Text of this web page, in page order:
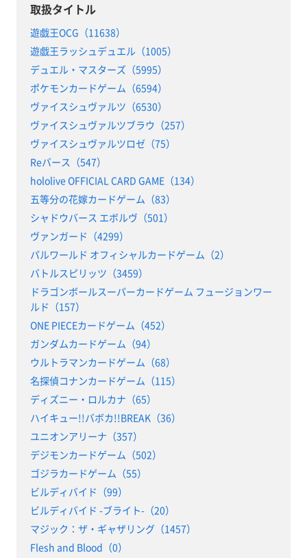
取扱タイトル
遊戯王OCG（11638）
遊戯王ラッシュデュエル（1005）
デュエル・マスターズ（5995）
ポケモンカードゲーム（6594）
ヴァイスシュヴァルツ（6530）
ヴァイスシュヴァルツブラウ（257）
ヴァイスシュヴァルツロゼ（75）
Reバース（547）
hololive OFFICIAL CARD GAME（134）
五等分の花嫁カードゲーム（83）
シャドウバース エボルヴ（501）
ヴァンガード（4299）
パルワールド オフィシャルカードゲーム（2）
バトルスピリッツ（3459）
ドラゴンボールスーパーカードゲーム フュージョンワー
ルド（157）
ONE PIECEカードゲーム（452）
ガンダムカードゲーム（94）
ウルトラマンカードゲーム（68）
名探偵コナンカードゲーム（115）
ディズニー・ロルカナ（65）
ハイキュー!!バボカ!!BREAK（36）
ユニオンアリーナ（357）
デジモンカードゲーム（502）
ゴジラカードゲーム（55）
ビルディバイド（99）
ビルディバイド -ブライト-（20）
マジック：ザ・ギャザリング（1457）
Flesh and Blood（0）